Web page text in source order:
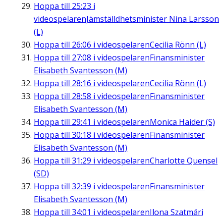
Hoppa till 25:23 i
videospelarenJämställdhetsminister Nina Larsson
(L)
Hoppa till 26:06 i videospelarenCecilia Rönn (L)
Hoppa till 27:08 i videospelarenFinansminister
Elisabeth Svantesson (M)
Hoppa till 28:16 i videospelarenCecilia Rönn (L)
Hoppa till 28:58 i videospelarenFinansminister
Elisabeth Svantesson (M)
Hoppa till 29:41 i videospelarenMonica Haider (S)
Hoppa till 30:18 i videospelarenFinansminister
Elisabeth Svantesson (M)
Hoppa till 31:29 i videospelarenCharlotte Quensel
(SD)
Hoppa till 32:39 i videospelarenFinansminister
Elisabeth Svantesson (M)
Hoppa till 34:01 i videospelarenIlona Szatmári